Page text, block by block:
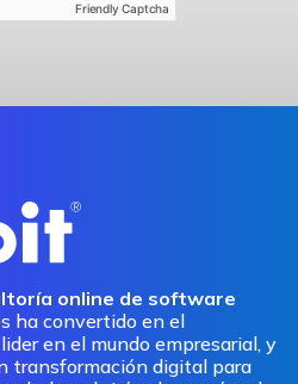
Friendly Captcha
online de software
ha convertido en el
en el mundo empresarial, y
transformación digital para